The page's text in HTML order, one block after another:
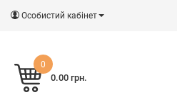
Особистий кабінет
0
0.00 грн.